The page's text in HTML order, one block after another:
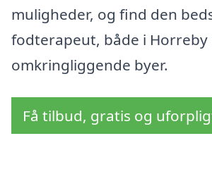
muligheder, og find den
fodterapeut, både i Horreby
omkringliggende byer.
Få tilbud, gratis og